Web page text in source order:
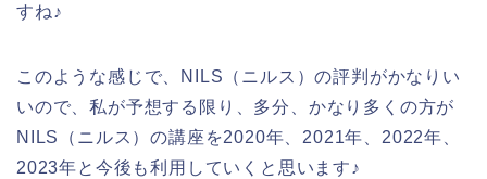
すね♪
このような感じで、NILS（ニルス）の評判がかなりい
いので、私が予想する限り、多分、かなり多くの方が
NILS（ニルス）の講座を2020年、2021年、2022年、
2023年と今後も利用していくと思います♪